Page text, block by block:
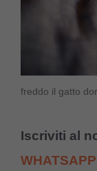
freddo il gatto
Iscriviti al
WHATSAPP